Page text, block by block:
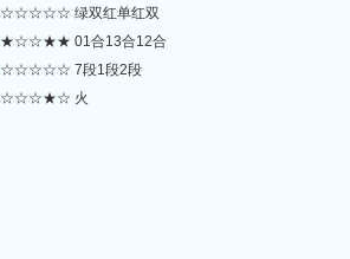
绿双红单红双
01合13合12合
7段1段2段
火